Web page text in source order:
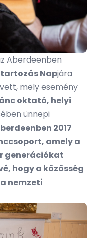
Aberdeenben
Napjára
mely esemény
oktató, helyi
ünnepi
2017
amely a
generációkat
hogy a közösség
nemzeti